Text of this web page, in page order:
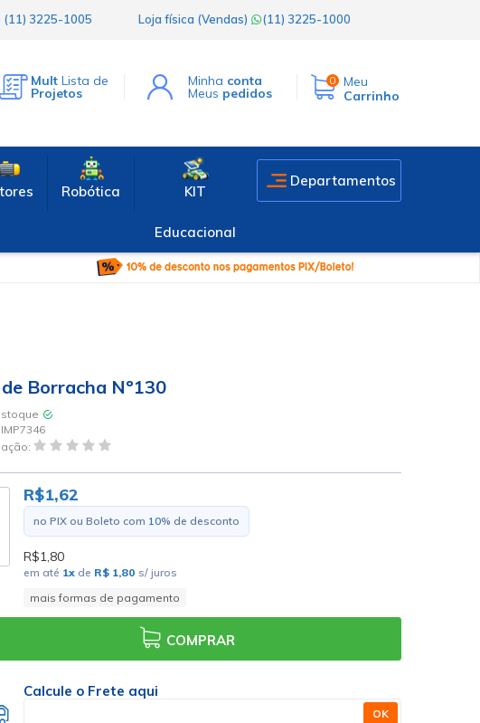
(11) 3225-1005 Loja física (Vendas) (11) 3225-1000
Mult Lista de
Projetos
Minha conta
Meus pedidos
0
Meu
Carrinho
Robótica KIT
Educacional
Departamentos
de Borracha Nº130
IMP7346
R$1,62
no PIX ou Boleto com 10% de desconto
R$1,80
em até 1xde R$ 1,80 s/ juros
mais formas de pagamento
COMPRAR
Calcule o Frete aqui
OK